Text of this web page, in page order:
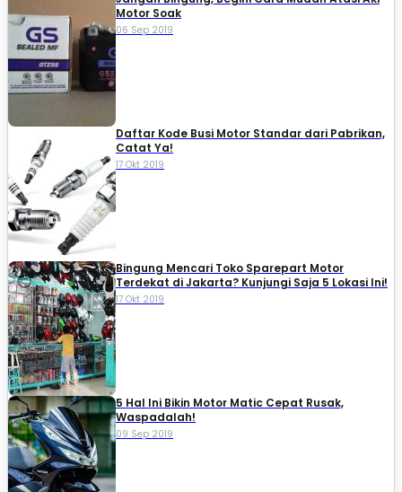
Motor Soak
06 Sep 2019
Daftar Kode Busi Motor Standar dari Pabrikan,
Catat Ya!
17 Okt 2019
Bingung Mencari Toko Sparepart Motor
Terdekat di Jakarta? Kunjungi Saja 5 Lokasi Ini!
17 Okt 2019
5 Hal Ini Bikin Motor Matic Cepat Rusak,
Waspadalah!
09 Sep 2019